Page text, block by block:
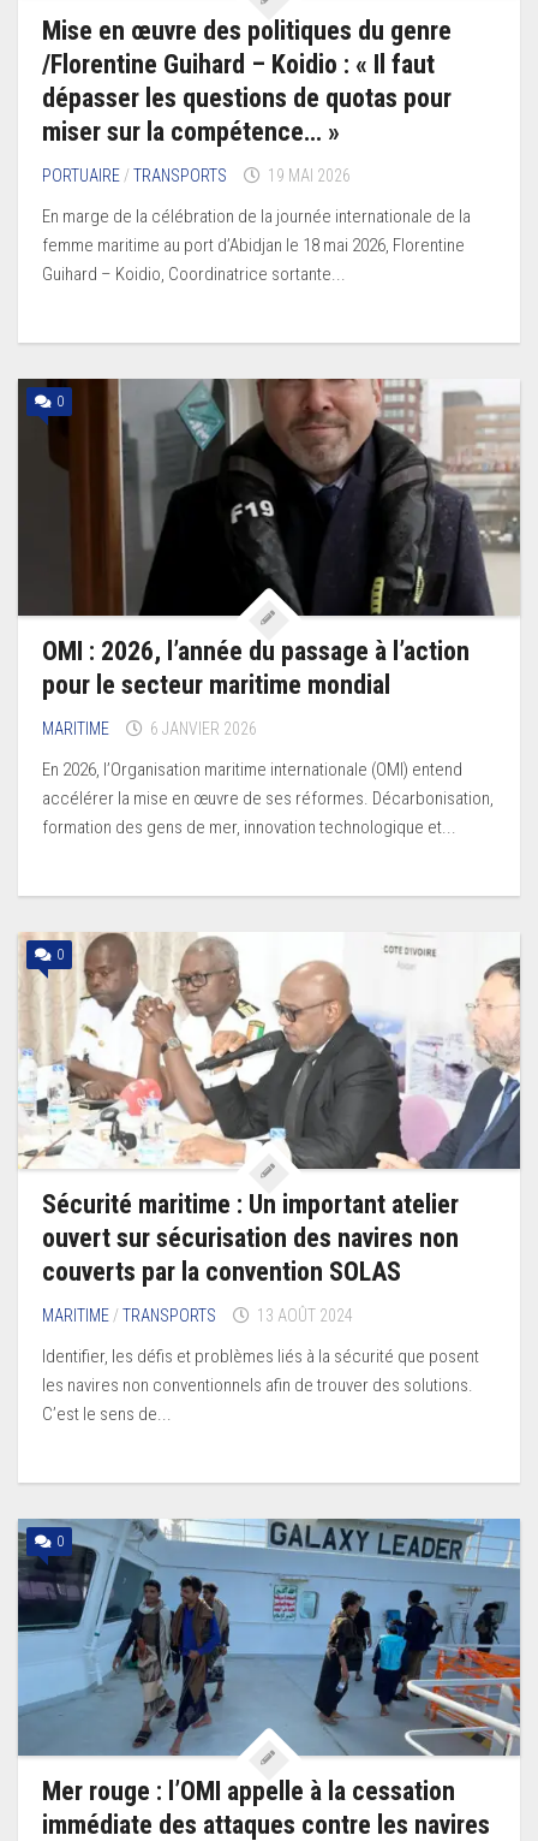
Mise en œuvre des politiques du genre
/Florentine Guihard – Koidio : « Il faut
dépasser les questions de quotas pour
miser sur la compétence… »
PORTUAIRE /TRANSPORTS 19 MAI 2026
En marge de la célébration de la journée internationale de la
femme maritime au port d’Abidjan le 18 mai 2026, Florentine
Guihard – Koidio, Coordinatrice sortante...
0
OMI : 2026, l’année du passage à l’action
pour le secteur maritime mondial
MARITIME 6 JANVIER 2026
En 2026, l’Organisation maritime internationale (OMI) entend
accélérer la mise en œuvre de ses réformes. Décarbonisation,
formation des gens de mer, innovation technologique et...
0
Sécurité maritime : Un important atelier
ouvert sur sécurisation des navires non
couverts par la convention SOLAS
MARITIME /TRANSPORTS 13 AOÛT 2024
Identifier, les défis et problèmes liés à la sécurité que posent
les navires non conventionnels afin de trouver des solutions.
C’est le sens de...
0
Mer rouge : l’OMI appelle à la cessation
immédiate des attaques contre les navires